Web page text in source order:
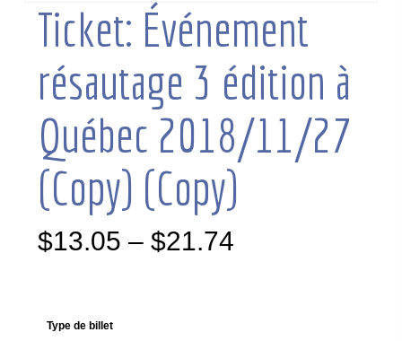
Ticket: Événement
résautage 3 édition à
Québec 2018/11/27
(Copy) (Copy)
$13.05 – $21.74
Type de billet